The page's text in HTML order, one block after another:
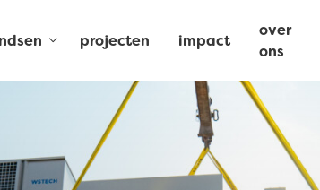
projecten impact
over
ons